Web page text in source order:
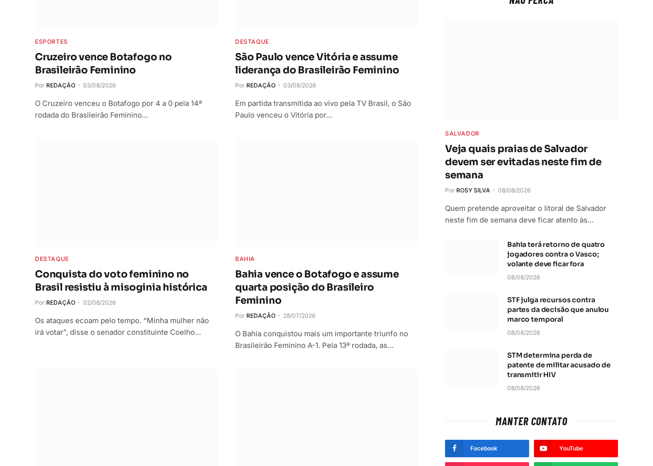
ESPORTES
Cruzeiro vence Botafogo no
Brasileirão Feminino
Por REDAÇÃO 03/08/2026
O Cruzeiro venceu o Botafogo por 4 a 0 pela 14ª
rodada do Brasileirão Feminino…
DESTAQUE
São Paulo vence Vitória e assume
liderança do Brasileirão Feminino
Por REDAÇÃO 03/08/2026
Em partida transmitida ao vivo pela TV Brasil, o São
Paulo venceu o Vitória por…
DESTAQUE
Conquista do voto feminino no
Brasil resistiu à misoginia histórica
Por REDAÇÃO 02/08/2026
Os ataques ecoam pelo tempo. “Minha mulher não
irá votar”, disse o senador constituinte Coelho…
BAHIA
Bahia vence o Botafogo e assume
quarta posição do Brasileiro
Feminino
Por REDAÇÃO 28/07/2026
O Bahia conquistou mais um importante triunfo no
Brasileirão Feminino A-1. Pela 13ª rodada, as…
SALVADOR
Veja quais praias de Salvador
devem ser evitadas neste fim de
semana
Por ROSY SILVA 08/08/2026
Quem pretende aproveitar o litoral de Salvador
neste fim de semana deve ficar atento às…
Bahia terá retorno de quatro
jogadores contra o Vasco;
volante deve ficar fora
08/08/2026
STF julga recursos contra
partes da decisão que anulou
marco temporal
08/08/2026
STM determina perda de
patente de militar acusado de
transmitir HIV
08/08/2026
MANTER CONTATO
Facebook YouTube